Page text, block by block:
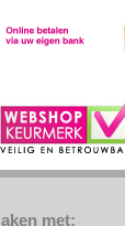
met: